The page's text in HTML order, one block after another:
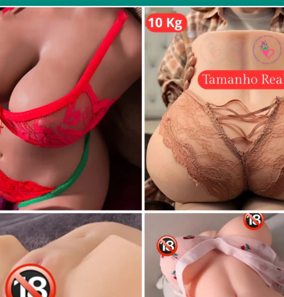
grupos de WhatsApp
e criativo para colocar no seu grupo de
centenas de nomes disponíveis!